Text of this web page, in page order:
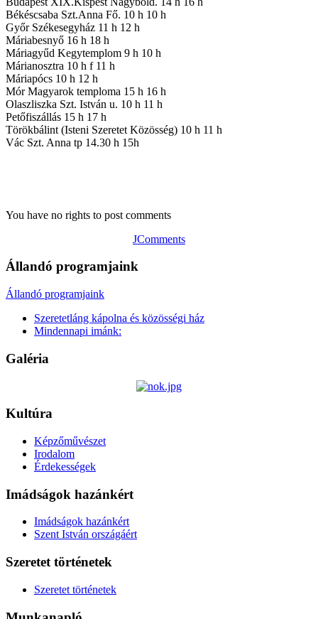
Békéscsaba Szt.Anna Fő. 10 h 10 h
Győr Székesegyház 11 h 12 h
Máriabesnyő 16 h 18 h
Máriagyűd Kegytemplom 9 h 10 h
Márianosztra 10 h f 11 h
Máriapócs 10 h 12 h
Mór Magyarok temploma 15 h 16 h
Olaszliszka Szt. István u. 10 h 11 h
Petőfiszállás 15 h 17 h
Törökbálint (Isteni Szeretet Közösség) 10 h 11 h
Vác Szt. Anna tp 14.30 h 15h
You have no rights to post comments
JComments
Állandó programjaink
Állandó programjaink
Szeretetláng kápolna és közösségi ház
Mindennapi imánk:
Galéria
Kultúra
Képzőművészet
Irodalom
Érdekességek
Imádságok hazánkért
Imádságok hazánkért
Szent István országáért
Szeretet történetek
Szeretet történetek